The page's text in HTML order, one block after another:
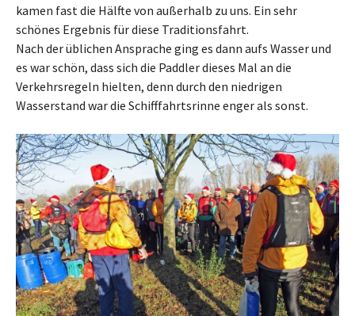
kamen fast die Hälfte von außerhalb zu uns. Ein sehr
schönes Ergebnis für diese Traditionsfahrt.
Nach der üblichen Ansprache ging es dann aufs Wasser und
es war schön, dass sich die Paddler dieses Mal an die
Verkehrsregeln hielten, denn durch den niedrigen
Wasserstand war die Schifffahrtsrinne enger als sonst.